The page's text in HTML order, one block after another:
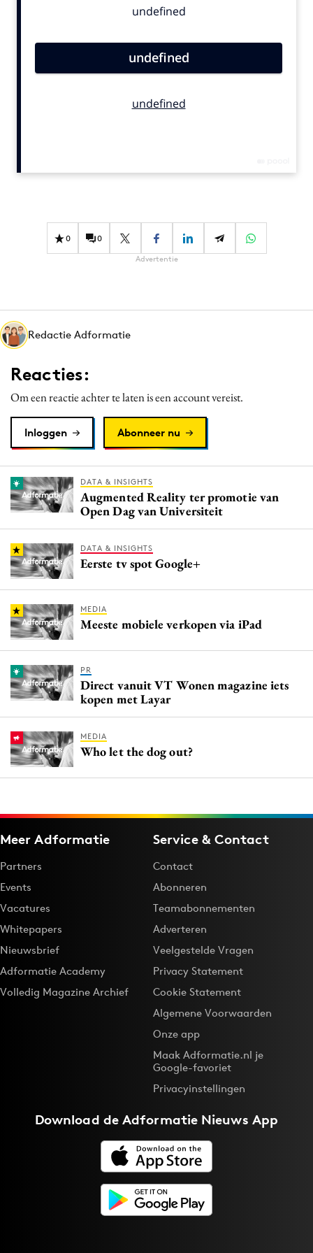
Contentmarketing
Effectiviteit
Gedragsverandering
Martech
Media
Merkstrategie
PR
Programmatic
Reputatie & crisis
0 0
Advertentie
Redactie Adformatie
Reacties:
Om een reactie achter te laten is een account vereist.
Inloggen Abonneer nu
DATA & INSIGHTS
Augmented Reality ter promotie van
Open Dag van Universiteit
DATA & INSIGHTS
Eerste tv spot Google+
MEDIA
Meeste mobiele verkopen via iPad
PR
Direct vanuit VT Wonen magazine iets
kopen met Layar
MEDIA
Who let the dog out?
Meer Adformatie
Partners
Events
Vacatures
Whitepapers
Nieuwsbrief
Adformatie Academy
Volledig Magazine Archief
Service & Contact
Contact
Abonneren
Teamabonnementen
Adverteren
Veelgestelde Vragen
Privacy Statement
Cookie Statement
Algemene Voorwaarden
Onze app
Maak Adformatie.nl je
Google-favoriet
Privacyinstellingen
Download deAdformatie Nieuws App